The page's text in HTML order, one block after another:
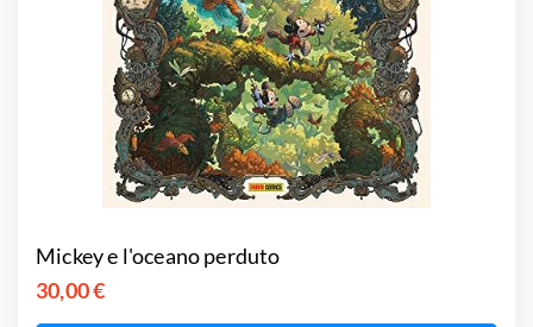
Mickey e l'oceano perduto
30,00 €